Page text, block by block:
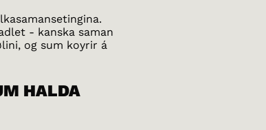
- kanska saman
og sum koyrir á
HALDA